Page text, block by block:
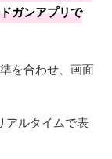
ガンアプリで
を合わせ、画面
アルタイムで表